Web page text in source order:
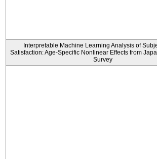
Interpretable Machine Learning Analysis of
Satisfaction: Age-Specific Nonlinear Effects from
Survey